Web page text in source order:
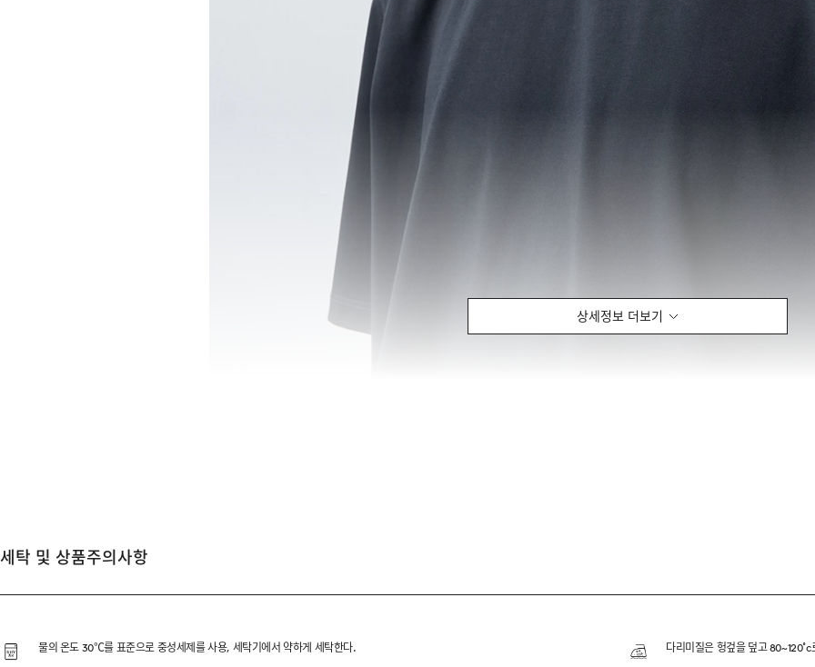
상세정보 더보기
세탁 및 상품주의사항
물의 온도 30℃를 표준으로 중성세제를 사용, 세탁기에서 약하게 세탁한다. 다리미질은 헝겊을 덮고